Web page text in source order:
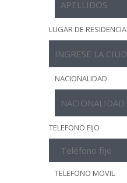
LUGAR DE RESIDENCIA
NACIONALIDAD
TELEFONO FIJO
TELEFONO MOVIL